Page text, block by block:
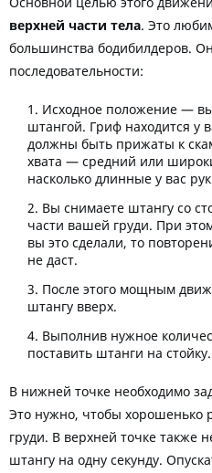
верхней части тела. Это
большинства бодибилдеров.
последовательности:
Исходное положение —
штангой. Гриф находится у
должны быть прижаты к
хвата — средний или
насколько длинные у вас
Вы снимаете штангу со
части вашей груди. При
вы это сделали, то
не даст.
После этого мощным
штангу вверх.
Выполнив нужное
поставить штанги на стойку.
В нижней точке необходимо
Это нужно, чтобы
груди. В верхней точке также
штангу на одну секунду.